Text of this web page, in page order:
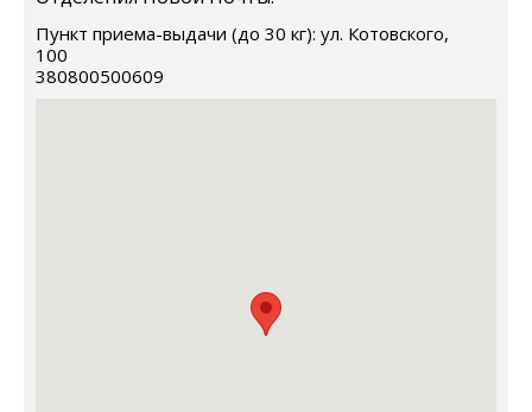
Пункт приема-выдачи (до 30 кг): ул. Котовского,
100
380800500609